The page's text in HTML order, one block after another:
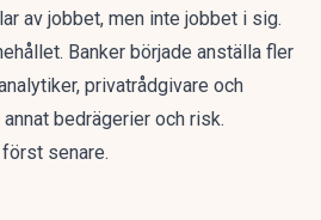
av jobbet, men inte jobbet i sig.
Banker började anställa fler
privatrådgivare och
bedrägerier och risk.
senare.